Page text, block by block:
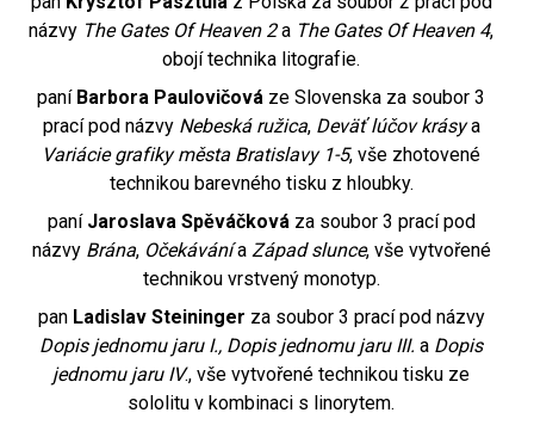
názvy The Gates Of Heaven 2a The Gates Of Heaven 4,
obojí technika litografie.
paní Barbora Paulovičová ze Slovenska za soubor 3
prací pod názvy Nebeská ružica, Deväť lúčov krásya
Variácie grafiky města Bratislavy 1-5, vše zhotovené
technikou barevného tisku z hloubky.
paní Jaroslava Spěváčkováza soubor 3 prací pod
názvy Brána, Očekávánía Západ slunce, vše vytvořené
technikou vrstvený monotyp.
pan Ladislav Steininger za soubor 3 prací pod názvy
Dopis jednomu jaru I., Dopis jednomu jaru III. a Dopis
jednomu jaru IV., vše vytvořené technikou tisku ze
sololitu v kombinaci s linorytem.